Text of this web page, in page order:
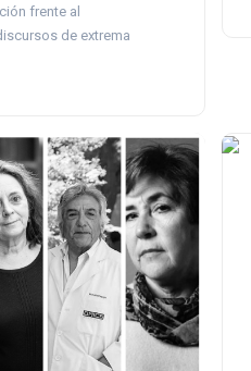
frente al
de extrema